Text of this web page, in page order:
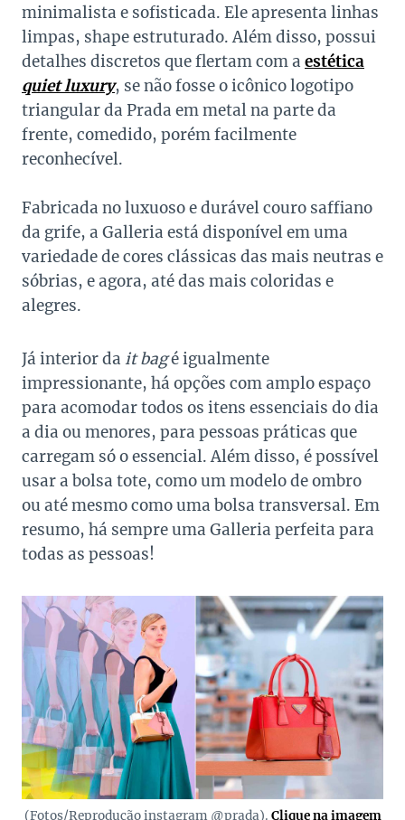
minimalista e sofisticada. Ele apresenta linhas
limpas, shape estruturado. Além disso, possui
detalhes discretos que flertam com a estética
quiet luxury, se não fosse o icônico logotipo
triangular da Prada em metal na parte da
frente, comedido, porém facilmente
reconhecível.
Fabricada no luxuoso e durável couro saffiano
da grife, a Galleria está disponível em uma
variedade de cores clássicas das mais neutras e
sóbrias, e agora, até das mais coloridas e
alegres.
Já interior da it bagé igualmente
impressionante, há opções com amplo espaço
para acomodar todos os itens essenciais do dia
a dia ou menores, para pessoas práticas que
carregam só o essencial. Além disso, é possível
usar a bolsa tote, como um modelo de ombro
ou até mesmo como uma bolsa transversal. Em
resumo, há sempre uma Galleria perfeita para
todas as pessoas!
(Fotos/Reprodução instagram @prada). Clique na imagem